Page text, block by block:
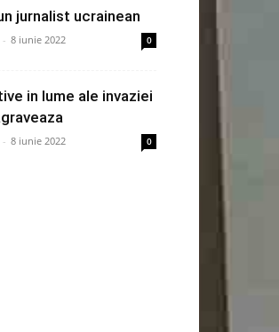
jurnalist ucrainean
- 8 iunie 2022 0
in lume ale invaziei
- 8 iunie 2022 0